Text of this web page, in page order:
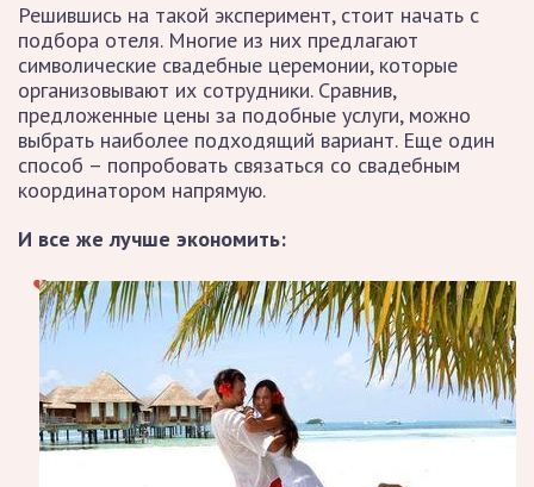
Решившись на такой эксперимент, стоит начать с
подбора отеля. Многие из них предлагают
символические свадебные церемонии, которые
организовывают их сотрудники. Сравнив,
предложенные цены за подобные услуги, можно
выбрать наиболее подходящий вариант. Еще один
способ – попробовать связаться со свадебным
координатором напрямую.
И все же лучше экономить: